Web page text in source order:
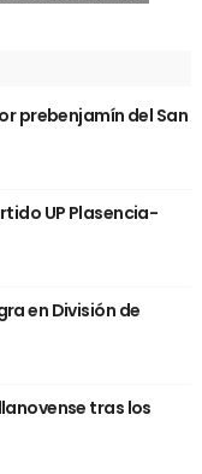
prebenjamín del San
UP Plasencia-
en División de
tras los